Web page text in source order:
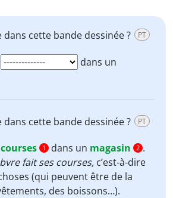
dans cette bande dessinée ? PT
dans un
dans cette bande dessinée ? PT
courses 1 dans un magasin 2 .
fait ses courses, c’est-à-dire
(qui peuvent être de la
des boissons…).